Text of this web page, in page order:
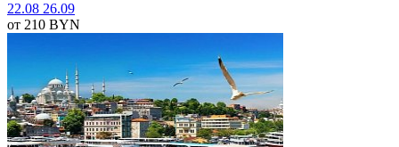
22.08 26.09
от 210 BYN